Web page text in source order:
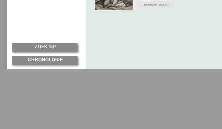
ZOEK OP
CHRONOLOGIE